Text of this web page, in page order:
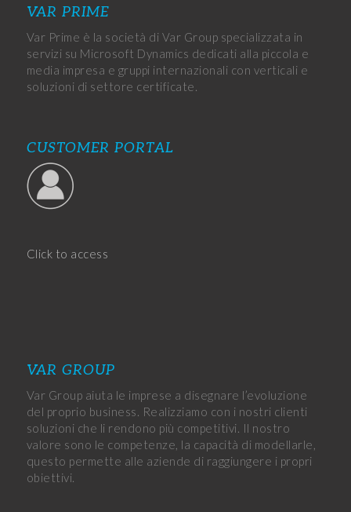
VAR PRIME
Var Prime è la società di Var Group specializzata in
servizi su Microsoft Dynamics dedicati alla piccola e
media impresa e gruppi internazionali con verticali e
soluzioni di settore certificate.
CUSTOMER PORTAL
Click to access
VAR GROUP
Var Group aiuta le imprese a disegnare l’evoluzione
del proprio business. Realizziamo con i nostri clienti
soluzioni che li rendono più competitivi. Il nostro
valore sono le competenze, la capacità di modellarle,
questo permette alle aziende di raggiungere i propri
obiettivi.